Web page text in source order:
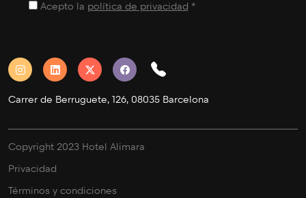
Acepto la política de privacidad *
Carrer de Berruguete, 126, 08035 Barcelona
Copyright 2023 Hotel Alimara
Privacidad
Términos y condiciones